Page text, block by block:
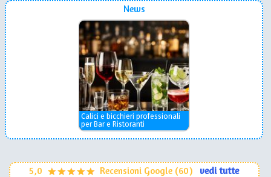
News
Calici e bicchieri professionali
per Bar e Ristoranti
5,0 Recensioni Google (60) vedi tutte